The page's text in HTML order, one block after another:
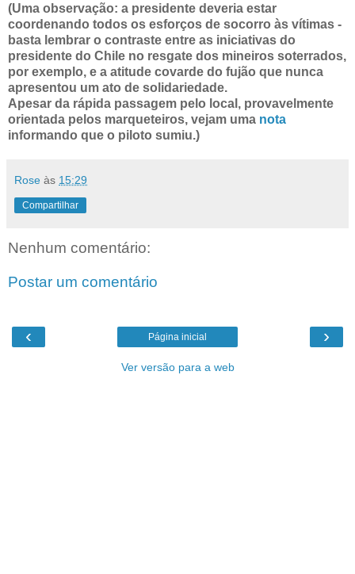
(Uma observação: a presidente deveria estar
coordenando todos os esforços de socorro às vítimas -
basta lembrar o contraste entre as iniciativas do
presidente do Chile no resgate dos mineiros soterrados,
por exemplo, e a atitude covarde do fujão que nunca
apresentou um ato de solidariedade.
Apesar da rápida passagem pelo local, provavelmente
orientada pelos marqueteiros, vejam uma nota
informando que o piloto sumiu.)
Rose às 15:29
Compartilhar
Nenhum comentário:
Postar um comentário
‹ ›
Página inicial
Ver versão para a web